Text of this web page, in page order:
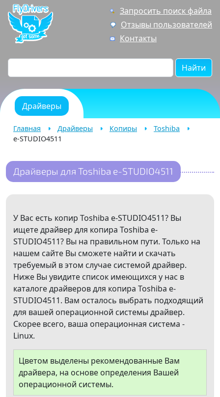
Запросить поиск файла
Отзывы пользователей
Контакты
Найти
Драйверы
Главная Драйверы Копиры
Toshiba
e-STUDIO4511
Драйверы для Toshiba e-STUDIO4511
У Вас есть копир Toshiba e-STUDIO4511? Вы
ищете драйвер для копира Toshiba e-
STUDIO4511? Вы на правильном пути. Только на
нашем сайте Вы сможете найти и скачать
требуемый в этом случае системой драйвер.
Ниже Вы увидите список имеющихся у нас в
каталоге драйверов для копира Toshiba e-
STUDIO4511. Вам осталось выбрать подходящий
для вашей операционной системы драйвер.
Скорее всего, ваша операционная система -
Linux.
Цветом выделены рекомендованные Вам
драйвера, на основе определения Вашей
операционной системы.